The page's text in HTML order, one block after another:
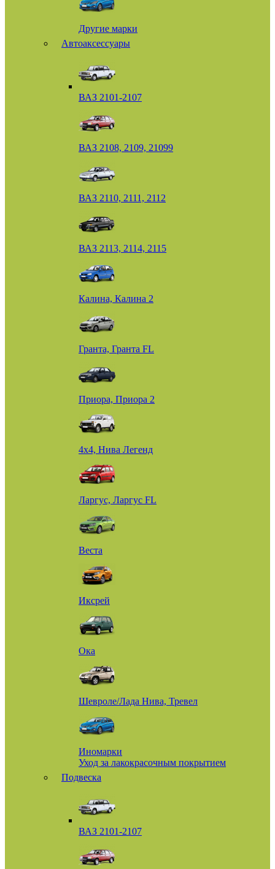
Другие марки
Автоаксессуары
ВАЗ 2101-2107
ВАЗ 2108, 2109, 21099
ВАЗ 2110, 2111, 2112
ВАЗ 2113, 2114, 2115
Калина, Калина 2
Гранта, Гранта FL
Приора, Приора 2
4х4, Нива Легенд
Ларгус, Ларгус FL
Веста
Иксрей
Ока
Шевроле/Лада Нива, Тревел
Иномарки
Уход за лакокрасочным покрытием
Подвеска
ВАЗ 2101-2107